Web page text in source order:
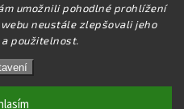
umožnili pohodlné prohlížení
neustále zlepšovali jeho
použitelnost.
zavřeno z důvodu
objednávky
17.8.2026. Děkujeme za
cookies